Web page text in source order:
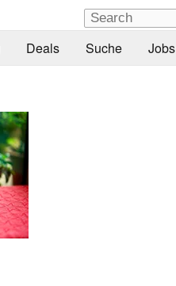
Deals Suche Jobs